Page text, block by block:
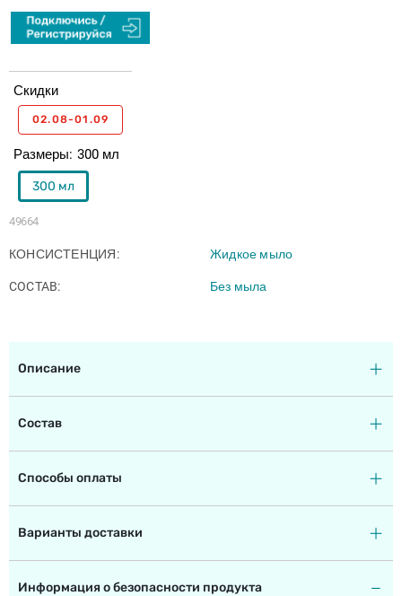
49664
Размеры 300 мл
300 мл
Скидки
02.08-01.09
КОНСИСТЕНЦИЯ Жидкое мыло
COCTAB Без мыла
Описание
Состав
Способы оплаты
Варианты доставки
Информация о безопасности продукта